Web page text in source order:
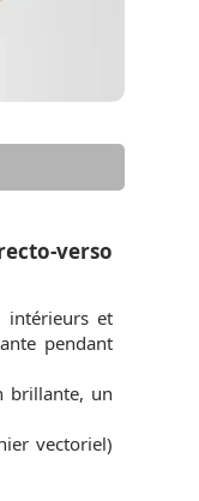
verso
intérieurs et
pendant
brillante, un
vectoriel)